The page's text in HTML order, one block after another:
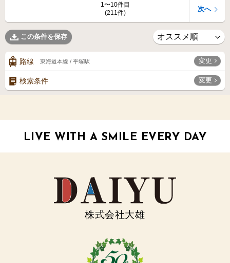
1〜10件目
(211件)
次へ
この条件を保存
路線 東海道本線 / 平塚駅 変更
検索条件 変更
LIVE WITH A SMILE EVERY DAY
株式会社大雄